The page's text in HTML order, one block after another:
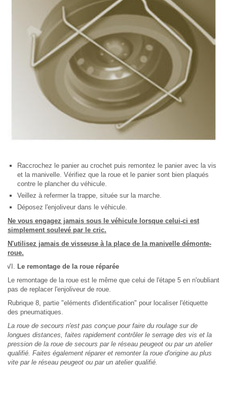
Raccrochez le panier au crochet puis remontez le panier avec la vis
et la manivelle. Vérifiez que la roue et le panier sont bien plaqués
contre le plancher du véhicule.
Veillez à refermer la trappe, située sur la marche.
Déposez l'enjoliveur dans le véhicule.
Ne vous engagez jamais sous le véhicule lorsque celui-ci est
simplement soulevé par le cric.
N'utilisez jamais de visseuse à la place de la manivelle démonte-
roue.
Le remontage de la roue réparée
Le remontage de la roue est le même que celui de l'étape 5 en n'oubliant
pas de replacer l'enjoliveur de roue.
Rubrique 8, partie "eléments d'identification" pour localiser l'étiquette
des pneumatiques.
La roue de secours n'est pas conçue pour faire du roulage sur de
longues distances, faites rapidement contrôler le serrage des vis et la
pression de la roue de secours par le réseau peugeot ou par un atelier
qualifié. Faites également réparer et remonter la roue d'origine au plus
vite par le réseau peugeot ou par un atelier qualifié.